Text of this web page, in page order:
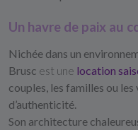
Un havre de paix au
Nichée dans un
Brusc est une location
couples, les familles ou
d’authenticité.
Son architecture